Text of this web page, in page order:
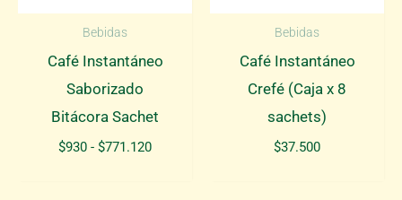
Bebidas
Café Instantáneo
Saborizado
Bitácora Sachet
$930 - $771.120Rango
Bebidas
Café Instantáneo
Crefé (Caja x 8
sachets)
$37.500